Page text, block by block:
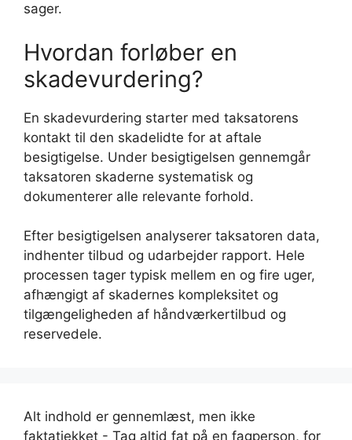
sager.
Hvordan forløber en
skadevurdering?
En skadevurdering starter med taksatorens
kontakt til den skadelidte for at aftale
besigtigelse. Under besigtigelsen gennemgår
taksatoren skaderne systematisk og
dokumenterer alle relevante forhold.
Efter besigtigelsen analyserer taksatoren data,
indhenter tilbud og udarbejder rapport. Hele
processen tager typisk mellem en og fire uger,
afhængigt af skadernes kompleksitet og
tilgængeligheden af håndværkertilbud og
reservedele.
Alt indhold er gennemlæst, men ikke
faktatjekket - Tag altid fat på en fagperson, for